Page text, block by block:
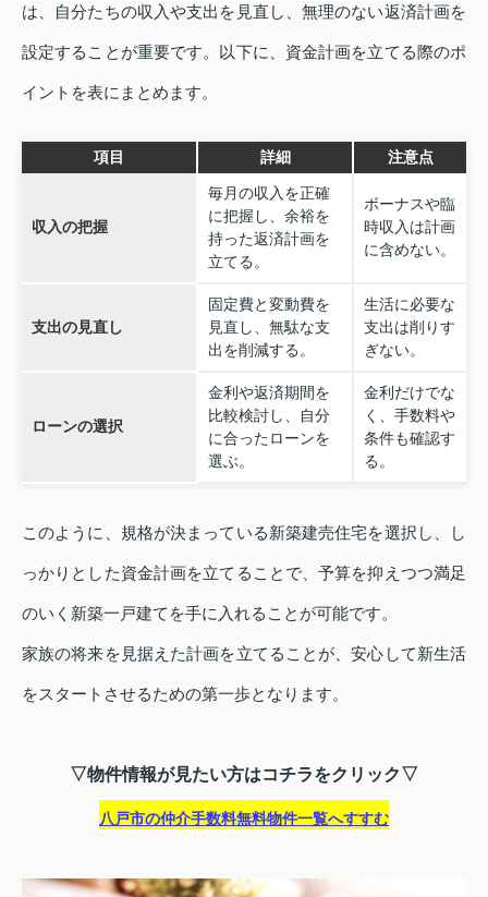
は、自分たちの収入や支出を見直し、無理のない返済計画を
設定することが重要です。以下に、資金計画を立てる際のポ
イントを表にまとめます。
項目 詳細 注意点
収入の把握
毎月の収入を正確
に把握し、余裕を
持った返済計画を
立てる。
ボーナスや臨
時収入は計画
に含めない。
支出の見直し
固定費と変動費を
見直し、無駄な支
出を削減する。
生活に必要な
支出は削りす
ぎない。
ローンの選択
金利や返済期間を
比較検討し、自分
に合ったローンを
選ぶ。
金利だけでな
く、手数料や
条件も確認す
る。
このように、規格が決まっている新築建売住宅を選択し、し
っかりとした資金計画を立てることで、予算を抑えつつ満足
のいく新築一戸建てを手に入れることが可能です。
家族の将来を見据えた計画を立てることが、安心して新生活
をスタートさせるための第一歩となります。
▽物件情報が見たい方はコチラをクリック▽
八戸市の仲介手数料無料物件一覧へすすむ